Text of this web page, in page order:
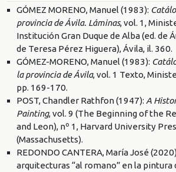
GÓMEZ MORENO, Manuel (1983):
provincia de Ávila. Láminas, vol. 1,
Institución Gran Duque de Alba (ed. de
de Teresa Pérez Higuera), Ávila, il. 360.
GÓMEZ-MORENO, Manuel (1983):
la provincia de Ávila, vol. 1 Texto,
pp. 169-170.
POST, Chandler Rathfon (1947): A
Painting, vol. 9 (The Beginning of the
and Leon), nº 1, Harvard University
(Massachusetts).
REDONDO CANTERA, María José
arquitecturas “al romano” en la pintura